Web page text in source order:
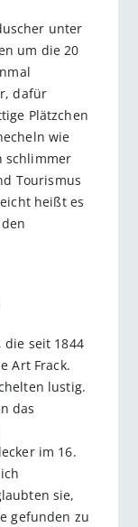
unter
um die 20
dafür
Plätzchen
wie
schlimmer
Tourismus
heißt es
die seit 1844
Art Frack.
lustig.
das
im 16.
sie,
gefunden zu